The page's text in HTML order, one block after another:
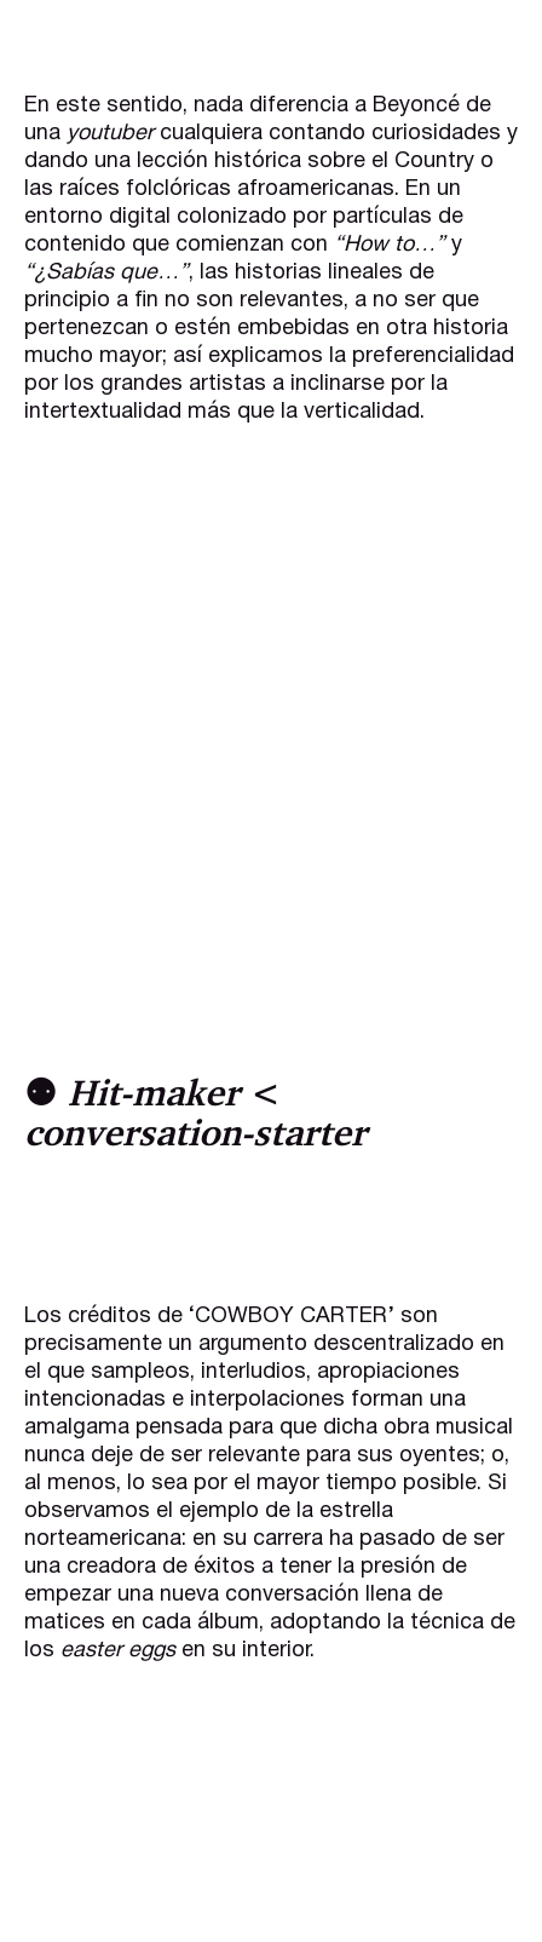
En este sentido, nada diferencia a Beyoncé de
una youtubercualquiera contando curiosidades y
dando una lección histórica sobre el Country o
las raíces folclóricas afroamericanas. En un
entorno digital colonizado por partículas de
contenido que comienzan con “How to…”y
“¿Sabías que…”, las historias lineales de
principio a fin no son relevantes, a no ser que
pertenezcan o estén embebidas en otra historia
mucho mayor; así explicamos la preferencialidad
por los grandes artistas a inclinarse por la
intertextualidad más que la verticalidad.
⚉ Hit-maker<
conversation-starter
Los créditos de ‘COWBOY CARTER’ son
precisamente un argumento descentralizado en
el que sampleos, interludios, apropiaciones
intencionadas e interpolaciones forman una
amalgama pensada para que dicha obra musical
nunca deje de ser relevante para sus oyentes; o,
al menos, lo sea por el mayor tiempo posible. Si
observamos el ejemplo de la estrella
norteamericana: en su carrera ha pasado de ser
una creadora de éxitos a tener la presión de
empezar una nueva conversación llena de
matices en cada álbum, adoptando la técnica de
los easter eggsen su interior.